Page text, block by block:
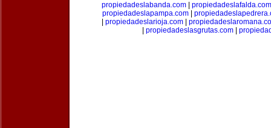
propiedadeslabanda.com
propiedadeslafalda.com
propiedadeslapampa.com|
propiedadeslarioja.com|
propiedadeslasgrutas.com